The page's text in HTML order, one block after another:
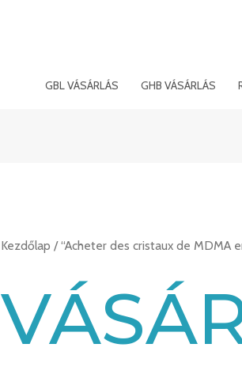
GBL VÁSÁRLÁS GHB VÁSÁRLÁS
Kezdőlap / “Acheter des cristaux de MDMA